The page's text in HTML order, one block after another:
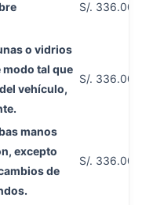
S/. 336.00
o vidrios
tal que
vehículo,
S/. 336.00
manos
excepto
de
S/. 336.00